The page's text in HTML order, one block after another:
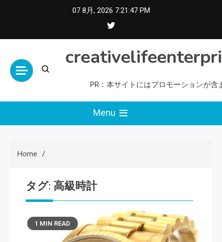
07 8月, 2026 7:21:48 PM
PR：本サイトにはプロモーションが含
Menu
Home
タグ: 高級時計
1 MIN READ